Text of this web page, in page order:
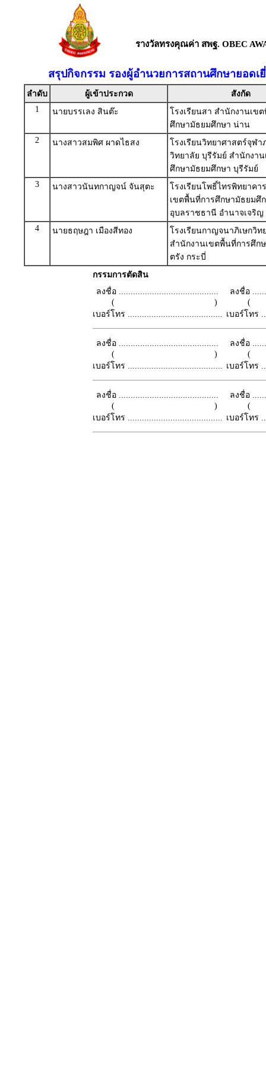
รางวัลทรงคุณค่า สพฐ. OBEC
สรุปกิจกรรม รองผู้อำนวยการสถานศึกษายอด
ลำดับ ผู้เข้าประกวด
สังกัด
1
นายบรรเลง สินต๊ะ
โรงเรียนสา สำนักงานเข
ศึกษามัธยมศึกษา น่าน
2
นางสาวสมพิศ ผาดไธสง
โรงเรียนวิทยาศาสตร์จุฬ
วิทยาลัย บุรีรัมย์ สำนักงา
ศึกษามัธยมศึกษา บุรีรัมย์
3
นางสาวนันทกาญจน์ จันสุตะ
โรงเรียนโพธิ์ไทรพิทยาคา
เขตพื้นที่การศึกษามัธยมศึ
อุบลราชธานี อำนาจเจริญ
4
นายธฤษฎา เมืองสีทอง
โรงเรียนกาญจนาภิเษกวิท
สำนักงานเขตพื้นที่การศึก
ตรัง กระบี่
กรรมการตัดสิน
ลงชื่อ ..........................................
( )
เบอร์โทร ........................................
ลงชื่อ
เบอร์โทร
ลงชื่อ ..........................................
( )
เบอร์โทร ........................................
ลงชื่อ
เบอร์โทร
ลงชื่อ ..........................................
( )
เบอร์โทร ........................................
ลงชื่อ
เบอร์โทร